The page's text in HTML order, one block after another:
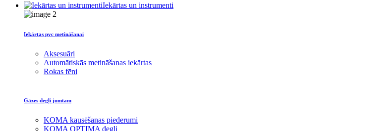
Iekārtas un instrumenti
Iekārtas pvc metināšanai
Aksesuāri
Automātiskās metināšanas iekārtas
Rokas fēni
Gāzes degļi jumtam
KOMA kausēšanas piederumi
KOMA OPTIMA degļi